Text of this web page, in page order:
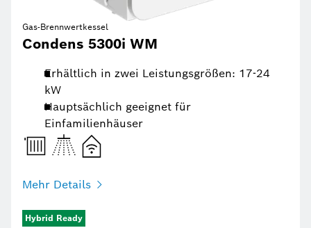
Gas-Brennwertkessel
Condens 5300i WM
Erhältlich in zwei Leistungsgrößen: 17-24
kW
Hauptsächlich geeignet für
Einfamilienhäuser
Mehr Details
Hybrid Ready